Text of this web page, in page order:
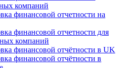
компаний
финансовой отчетности на
финансовой отчетности для
компаний
финансовой отчётности в UK
финансовой отчётности в